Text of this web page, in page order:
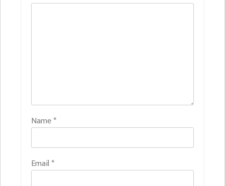
Name*
Email *